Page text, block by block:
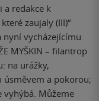
a redakce k
zaujaly (III)“
vycházejícímu
MYŠKIN – filantrop
na urážky,
a pokorou;
vyhýbá. Můžeme